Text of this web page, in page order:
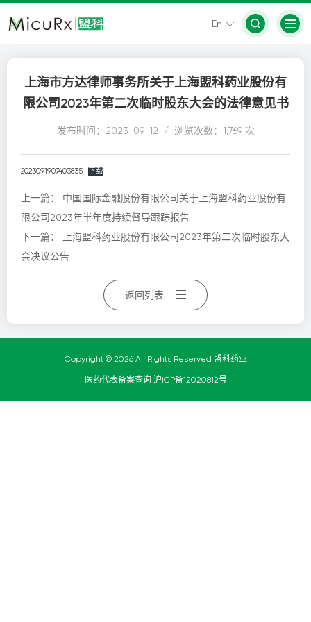
En
上海市方达律师事务所关于上海盟科药业股份有
限公司2023年第二次临时股东大会的法律意见书
发布时间：2023-09-12 / 浏览次数：1,769 次
2023091907403835 下载
上一篇： 中国国际金融股份有限公司关于上海盟科药业股份有
限公司2023年半年度持续督导跟踪报告
下一篇：
上海盟科药业股份有限公司2023年第二次临时股东大
会决议公告
返回列表
Copyright © 2026 All Rights Reserved 盟科药业
医药代表备案查询 沪ICP备12020812号